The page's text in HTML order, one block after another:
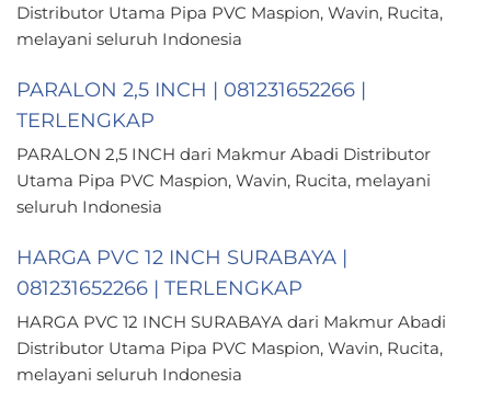
Distributor Utama Pipa PVC Maspion, Wavin, Rucita,
melayani seluruh Indonesia
PARALON 2,5 INCH | 081231652266 |
TERLENGKAP
PARALON 2,5 INCH dari Makmur Abadi Distributor
Utama Pipa PVC Maspion, Wavin, Rucita, melayani
seluruh Indonesia
HARGA PVC 12 INCH SURABAYA |
081231652266 | TERLENGKAP
HARGA PVC 12 INCH SURABAYA dari Makmur Abadi
Distributor Utama Pipa PVC Maspion, Wavin, Rucita,
melayani seluruh Indonesia